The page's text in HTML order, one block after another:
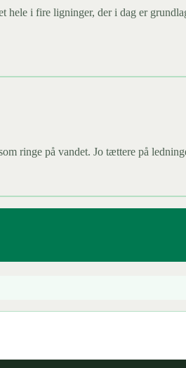
hele i fire ligninger, der i dag er
ringe på vandet. Jo tættere på